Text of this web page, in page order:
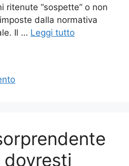
ritenute “sospette” o non
dalla normativa
Il … Leggi tutto